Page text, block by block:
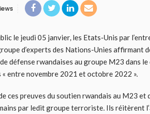
le jeudi 05 janvier, les Etats-Unis par
d’experts des Nations-Unies affirmant
défense rwandaises au groupe M23 dans
« entre novembre 2021 et octobre 2022 ».
ces preuves du soutien rwandais au M23 et
par ledit groupe terroriste. Ils réitèrent